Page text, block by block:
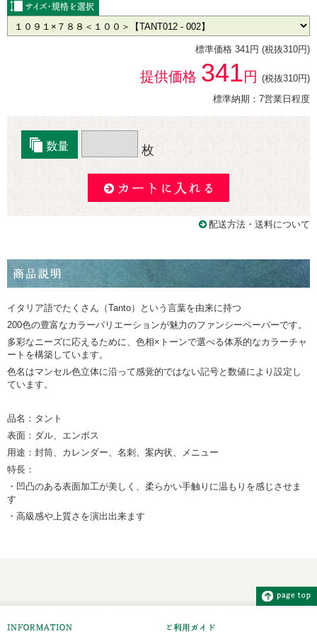
標準価格 341円 (税抜310円)
提供価格 341円 (税抜310円)
標準納期：7営業日程度
枚
配送方法・送料について
イタリア語でたくさん（Tanto）という言葉を由来に持つ
200色の豊富なカラーバリエーションが魅力のファンシーペーパーです。
多彩なニーズに応えるために、色相×トーンで選べる体系的なカラーチャ
ートを構築しています。
色名はマンセル色立体に沿って感覚的ではない記号と数値により設定し
ています。
品名：タント
表面：ダル、エンボス
用途：封筒、カレンダー、名刺、案内状、メニュー
特長：
・凹凸のある表面加工が美しく、柔らかい手触りに温もりを感じさせま
す
・高級感や上質さを演出出来ます